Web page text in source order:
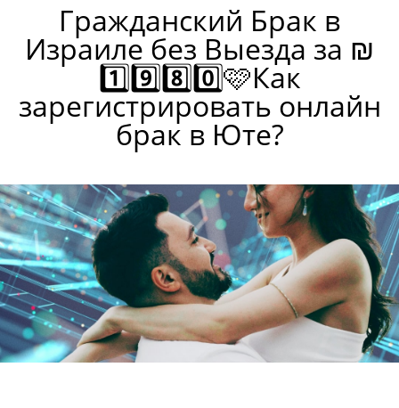
Гражданский Брак в
Израиле без Выезда за ₪
1️⃣9️⃣8️⃣0️⃣🩷Как
зарегистрировать онлайн
брак в Юте?